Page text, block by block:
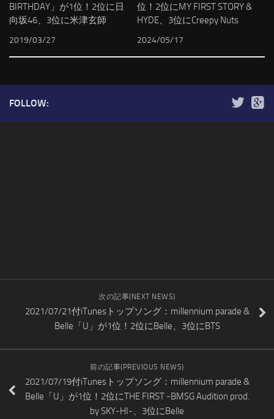
BIRTHDAY」が1位！2位に日
向坂46、3位に米津玄師
2019/03/27
位！2位にMY FIRST STORY &
HYDE、3位にCreepy Nuts
2024/05/17
FOLLOW:
次の記事(NEXT NEWS)
2021/07/21付iTunesトップソング：millennium parade &
Belle「U」が1位！2位にBelle、3位にBTS
前の記事(PREVIOUS NEWS)
2021/07/19付iTunesトップソング：millennium parade &
Belle「U」が1位！2位にTHE FIRST -BMSG Audition prod.
by SKY-HI-、3位にBelle